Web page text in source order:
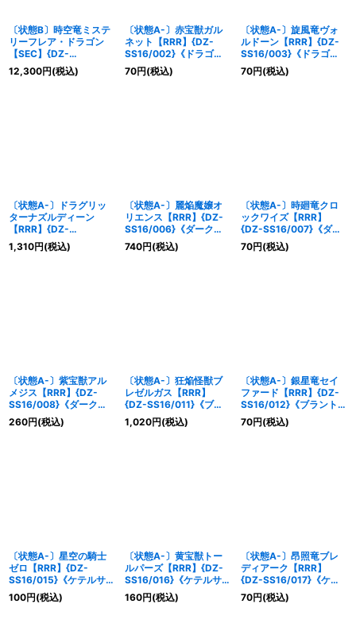
〔状態B〕時空竜ミステ
リーフレア・ドラゴン
【SEC】{DZ-
SS16/SEC04}《ダーク
ステイツ》
12,300円(税込)
〔状態A-〕赤宝獣ガル
ネット【RRR】{DZ-
SS16/002}《ドラゴン
エンパイア》
70円(税込)
〔状態A-〕旋風竜ヴォ
ルドーン【RRR】{DZ-
SS16/003}《ドラゴン
エンパイア》
70円(税込)
〔状態A-〕ドラグリッ
ターナズルディーン
【RRR】{DZ-
SS16/004}《ドラゴン
エンパイア》
1,310円(税込)
〔状態A-〕麗焔魔嬢オ
リエンス【RRR】{DZ-
SS16/006}《ダークス
テイツ》
740円(税込)
〔状態A-〕時廻竜クロ
ックワイズ【RRR】
{DZ-SS16/007}《ダー
クステイツ》
70円(税込)
〔状態A-〕紫宝獣アル
メジス【RRR】{DZ-
SS16/008}《ダークス
テイツ》
260円(税込)
〔状態A-〕狂焔怪獣ブ
レゼルガス【RRR】
{DZ-SS16/011}《ブラ
ントゲート》
1,020円(税込)
〔状態A-〕銀星竜セイ
ファード【RRR】{DZ-
SS16/012}《ブラントゲ
ート》
70円(税込)
〔状態A-〕星空の騎士
ゼロ【RRR】{DZ-
SS16/015}《ケテルサン
クチュアリ》
100円(税込)
〔状態A-〕黄宝獣トー
ルパーズ【RRR】{DZ-
SS16/016}《ケテルサン
クチュアリ》
160円(税込)
〔状態A-〕昂照竜ブレ
ディアーク【RRR】
{DZ-SS16/017}《ケテ
ルサンクチュアリ》
70円(税込)